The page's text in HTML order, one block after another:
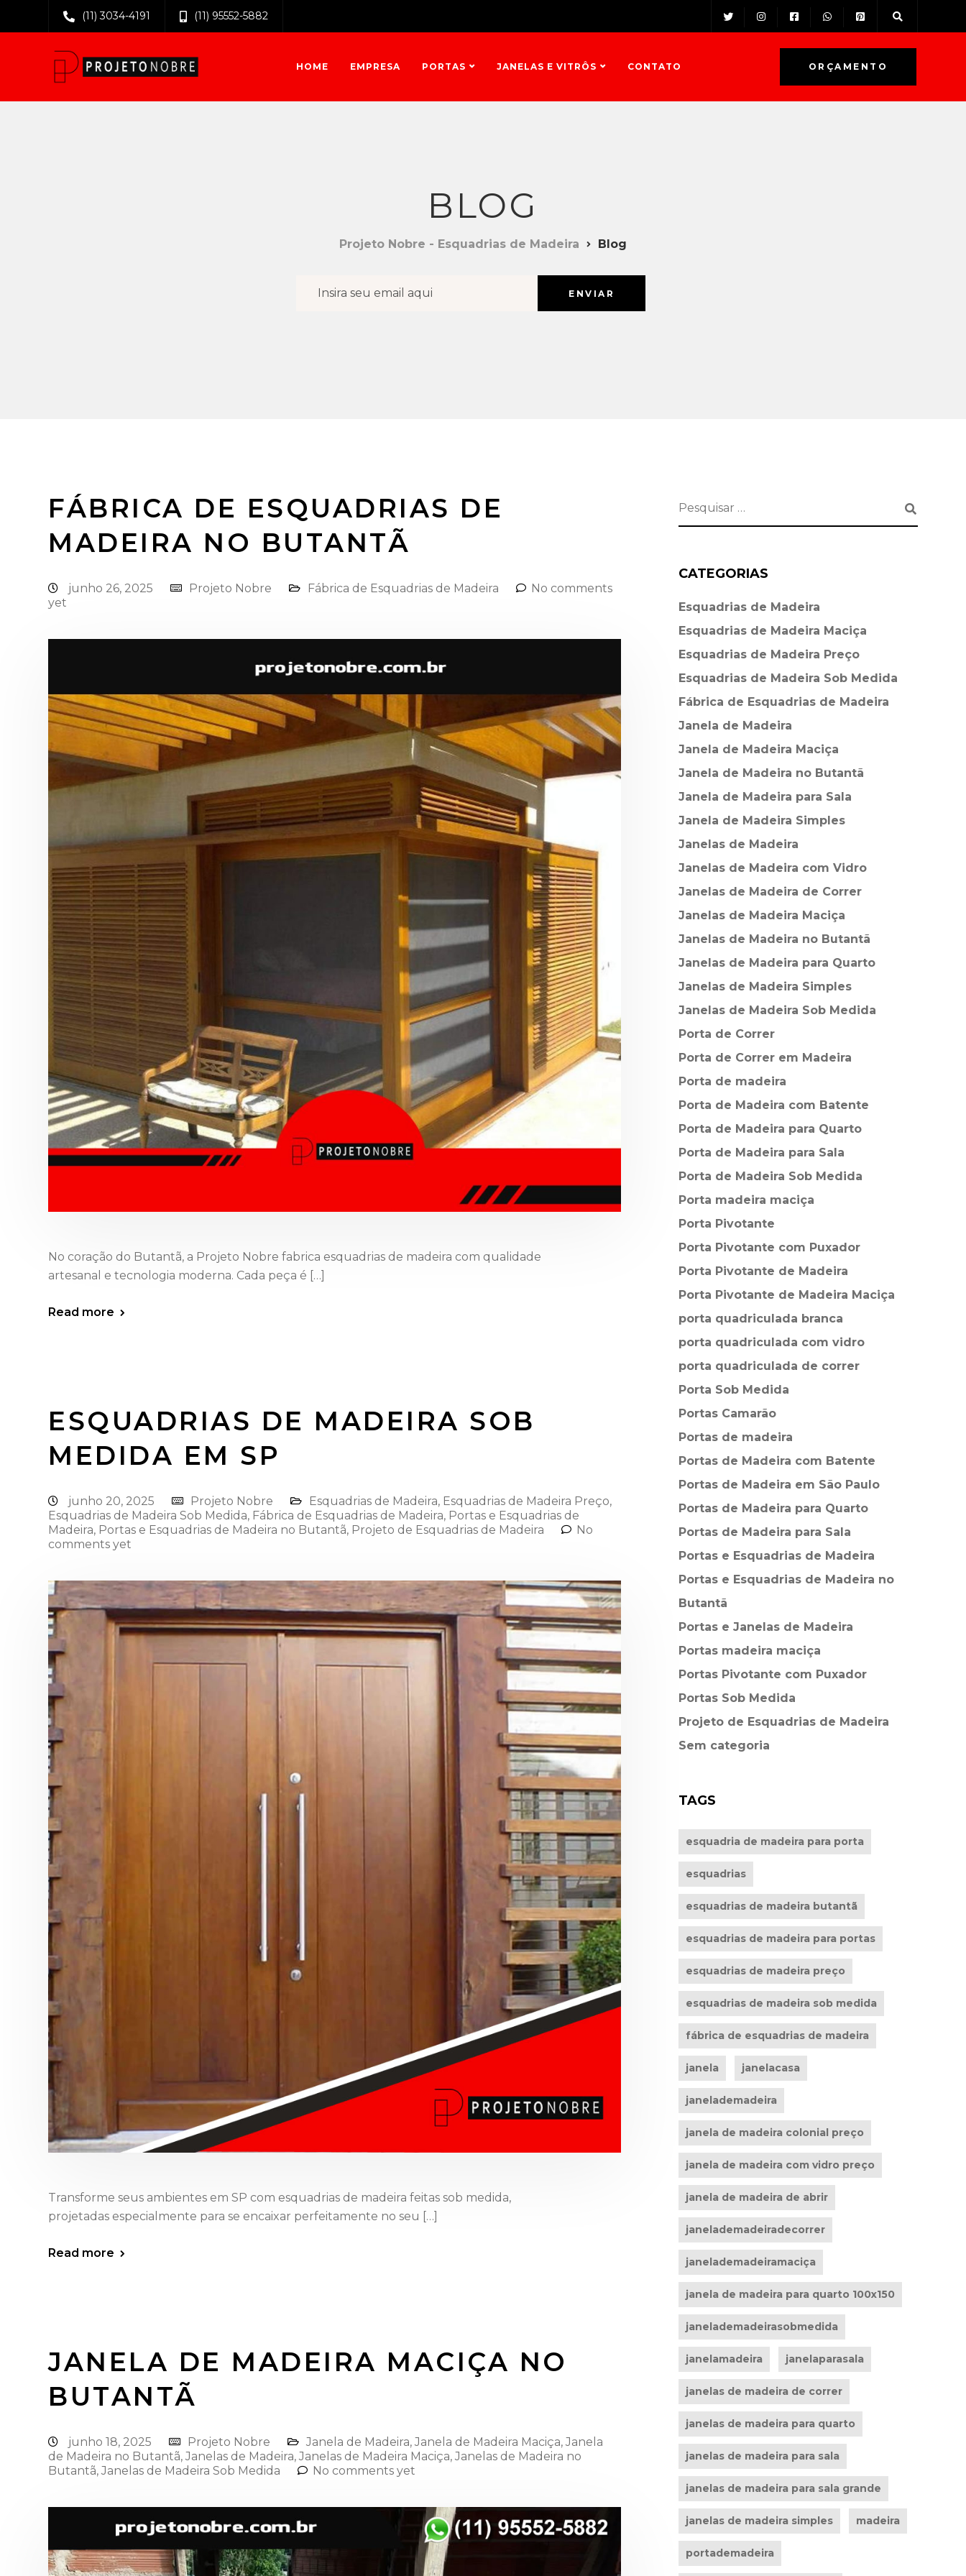
(11) 3034-4191 (11) 95552-5882
HOME EMPRESA PORTAS JANELAS E VITRÔS CONTATO ORÇAMENTO
BLOG
Projeto Nobre - Esquadrias de Madeira Blog
FÁBRICA DE ESQUADRIAS DE
MADEIRA NO BUTANTÃ
junho 26, 2025 Projeto Nobre Fábrica de Esquadrias de Madeira
No comments
yet
No coração do Butantã, a Projeto Nobre fabrica esquadrias de madeira com qualidade
artesanal e tecnologia moderna. Cada peça é […]
Read more
ESQUADRIAS DE MADEIRA SOB
MEDIDA EM SP
junho 20, 2025 Projeto Nobre Esquadrias de Madeira⁠, Esquadrias de Madeira Preço,
Esquadrias de Madeira Sob Medida, Fábrica de Esquadrias de Madeira, Portas e Esquadrias de
Madeira, Portas e Esquadrias de Madeira no Butantã, Projeto de Esquadrias de Madeira
No
comments yet
Transforme seus ambientes em SP com esquadrias de madeira feitas sob medida,
projetadas especialmente para se encaixar perfeitamente no seu […]
Read more
JANELA DE MADEIRA MACIÇA NO
BUTANTÃ
junho 18, 2025 Projeto Nobre Janela de Madeira, Janela de Madeira Maciça, Janela
de Madeira no Butantã, Janelas de Madeira, Janelas de Madeira Maciça, Janelas de Madeira no
Butantã, Janelas de Madeira Sob Medida No comments yet
CATEGORIAS
Esquadrias de Madeira⁠
Esquadrias de Madeira Maciça
Esquadrias de Madeira Preço
Esquadrias de Madeira Sob Medida
Fábrica de Esquadrias de Madeira
Janela de Madeira
Janela de Madeira Maciça
Janela de Madeira no Butantã
Janela de Madeira para Sala
Janela de Madeira Simples
Janelas de Madeira
Janelas de Madeira com Vidro
Janelas de Madeira de Correr
Janelas de Madeira Maciça
Janelas de Madeira no Butantã
Janelas de Madeira para Quarto
Janelas de Madeira Simples
Janelas de Madeira Sob Medida
Porta de Correr
Porta de Correr em Madeira
Porta de madeira
Porta de Madeira com Batente
Porta de Madeira para Quarto
Porta de Madeira para Sala
Porta de Madeira Sob Medida
Porta madeira maciça
Porta Pivotante
Porta Pivotante com Puxador
Porta Pivotante de Madeira
Porta Pivotante de Madeira Maciça
porta quadriculada branca
porta quadriculada com vidro
porta quadriculada de correr
Porta Sob Medida
Portas Camarão
Portas de madeira
Portas de Madeira com Batente
Portas de Madeira em São Paulo
Portas de Madeira para Quarto
Portas de Madeira para Sala
Portas e Esquadrias de Madeira
Portas e Esquadrias de Madeira no
Butantã
Portas e Janelas de Madeira
Portas madeira maciça
Portas Pivotante com Puxador
Portas Sob Medida
Projeto de Esquadrias de Madeira
Sem categoria
TAGS
esquadria de madeira para porta
esquadrias
esquadrias de madeira butantã
esquadrias de madeira para portas
esquadrias de madeira preço
esquadrias de madeira sob medida
fábrica de esquadrias de madeira
janela janelacasa
janelademadeira
janela de madeira colonial preço
janela de madeira com vidro preço
janela de madeira de abrir
janelademadeiradecorrer
janelademadeiramaciça
janela de madeira para quarto 100x150
janelademadeirasobmedida
janelamadeira janelaparasala
janelas de madeira de correr
janelas de madeira para quarto
janelas de madeira para sala
janelas de madeira para sala grande
janelas de madeira simples madeira
portademadeira